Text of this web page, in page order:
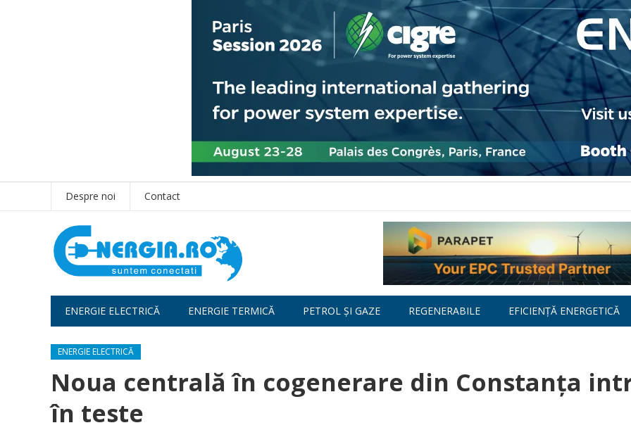
Despre noi Contact
ENERGIE ELECTRICĂ ENERGIE TERMICĂ PETROL ȘI GAZE REGENERABILE EFICIENȚĂ ENERGETICĂ
ENERGIE ELECTRICĂ
Noua centrală în cogenerare din Constanța
în teste